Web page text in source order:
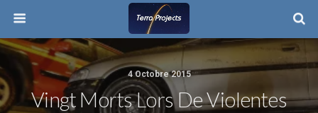
4 Octobre 2015
Vingt Morts Lors De Violentes